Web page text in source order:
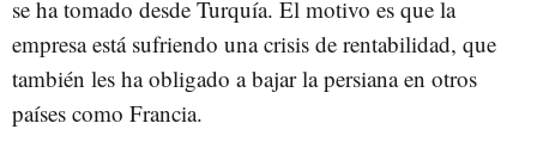
se ha tomado desde Turquía. El motivo es que la
empresa está sufriendo una crisis de rentabilidad, que
también les ha obligado a bajar la persiana en otros
países como Francia.